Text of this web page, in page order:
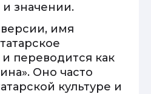
значении.
имя
переводится как
Оно часто
культуре и